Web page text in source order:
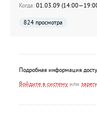
Когда: 01.03.09
824 просмотра
Подробная информация
Войдите в систему или